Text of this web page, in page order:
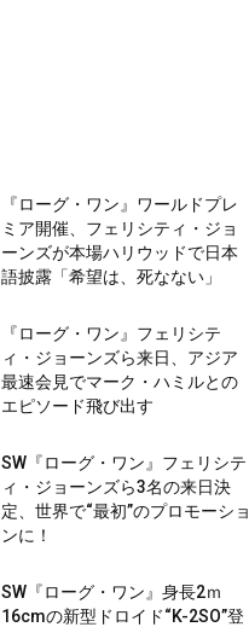
『ローグ・ワン』ワールドプレ
ミア開催、フェリシティ・ジョ
ーンズが本場ハリウッドで日本
語披露「希望は、死なない」
『ローグ・ワン』フェリシテ
ィ・ジョーンズら来日、アジア
最速会見でマーク・ハミルとの
エピソード飛び出す
SW『ローグ・ワン』フェリシテ
ィ・ジョーンズら3名の来日決
定、世界で“最初”のプロモーショ
ンに！
SW『ローグ・ワン』身長2ｍ
16cmの新型ドロイド“K-2SO”登